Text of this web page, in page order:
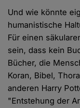
Und wie könnte
humanistische
Für einen
sein, dass kein
Bücher, die
Koran, Bibel,
anderen Harry
"Entstehung der